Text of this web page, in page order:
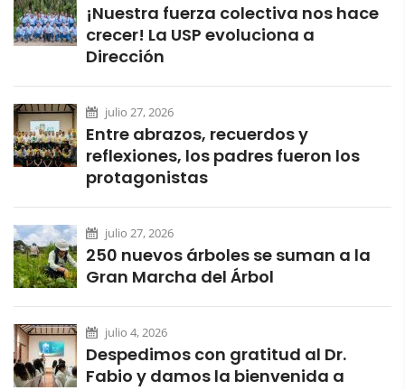
¡Nuestra fuerza colectiva nos hace
crecer! La USP evoluciona a
Dirección
julio 27, 2026
Entre abrazos, recuerdos y
reflexiones, los padres fueron los
protagonistas
julio 27, 2026
250 nuevos árboles se suman a la
Gran Marcha del Árbol
julio 4, 2026
Despedimos con gratitud al Dr.
Fabio y damos la bienvenida a